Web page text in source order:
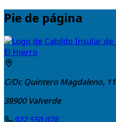
Pie de página
El Hierro
C/Dr. Quintero Magdaleno, 11
38900 Valverde
922 550 078